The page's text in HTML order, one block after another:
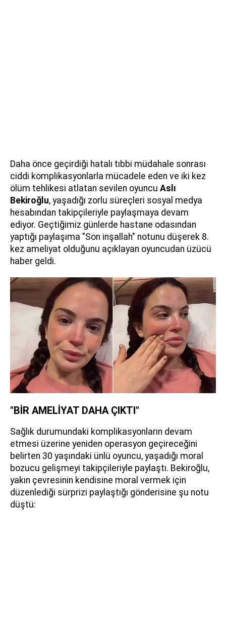
Daha önce geçirdiği hatalı tıbbi müdahale sonrası
ciddi komplikasyonlarla mücadele eden ve iki kez
ölüm tehlikesi atlatan sevilen oyuncu Aslı
Bekiroğlu, yaşadığı zorlu süreçleri sosyal medya
hesabından takipçileriyle paylaşmaya devam
ediyor. Geçtiğimiz günlerde hastane odasından
yaptığı paylaşıma "Son inşallah" notunu düşerek 8.
kez ameliyat olduğunu açıklayan oyuncudan üzücü
haber geldi.
"BİR AMELİYAT DAHA ÇIKTI"
Sağlık durumundaki komplikasyonların devam
etmesi üzerine yeniden operasyon geçireceğini
belirten 30 yaşındaki ünlü oyuncu, yaşadığı moral
bozucu gelişmeyi takipçileriyle paylaştı. Bekiroğlu,
yakın çevresinin kendisine moral vermek için
düzenlediği sürprizi paylaştığı gönderisine şu notu
düştü: